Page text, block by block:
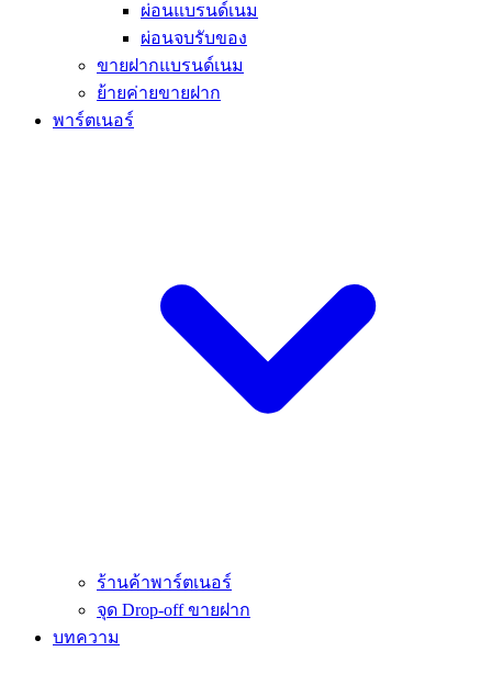
ผ่อนแบรนด์เนม
ผ่อนจบรับของ
ขายฝากแบรนด์เนม
ย้ายค่ายขายฝาก
พาร์ตเนอร์
ร้านค้าพาร์ตเนอร์
จุด Drop-off ขายฝาก
บทความ